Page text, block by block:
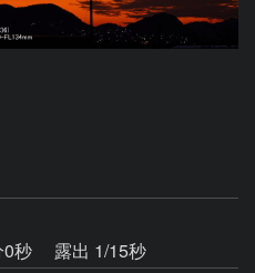
秒
露出 1/15秒